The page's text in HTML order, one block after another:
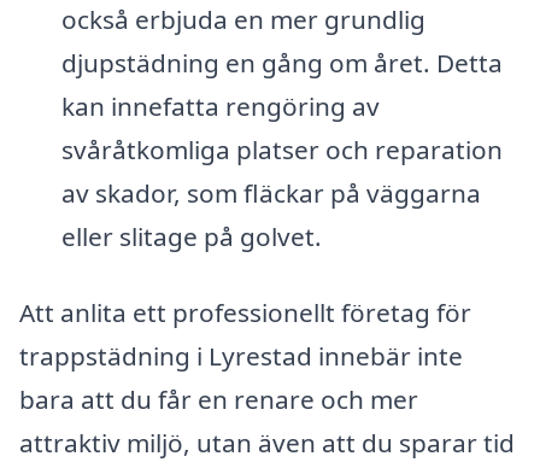
också erbjuda en mer grundlig
djupstädning en gång om året. Detta
kan innefatta rengöring av
svåråtkomliga platser och reparation
av skador, som fläckar på väggarna
eller slitage på golvet.
Att anlita ett professionellt företag för
trappstädning i Lyrestad innebär inte
bara att du får en renare och mer
attraktiv miljö, utan även att du sparar tid